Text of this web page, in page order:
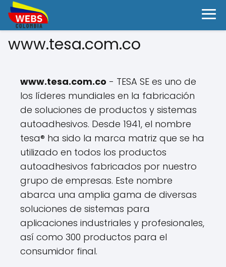
www.tesa.com.co
www.tesa.com.co - TESA SE es uno de
los líderes mundiales en la fabricación
de soluciones de productos y sistemas
autoadhesivos. Desde 1941, el nombre
tesa® ha sido la marca matriz que se ha
utilizado en todos los productos
autoadhesivos fabricados por nuestro
grupo de empresas. Este nombre
abarca una amplia gama de diversas
soluciones de sistemas para
aplicaciones industriales y profesionales,
así como 300 productos para el
consumidor final.